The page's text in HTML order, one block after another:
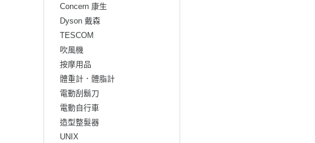
Concern 康生
Dyson 戴森
TESCOM
吹風機
按摩用品
體重計．體脂計
電動刮鬍刀
電動自行車
造型整髮器
UNIX